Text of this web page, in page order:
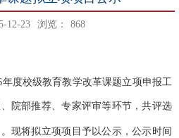
12-23 浏览： 868
年度校级教育教学改革课题立项申报工
院部推荐、专家评审等环节，共评选
。现将拟立项项目予以公示，公示时间